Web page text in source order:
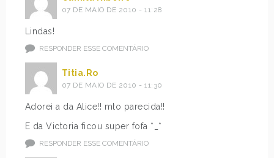
07 DE MAIO DE 2010 - 11:28
Lindas!
RESPONDER ESSE COMENTÁRIO
Titia.Ro
07 DE MAIO DE 2010 - 11:30
Adorei a da Alice!! mto parecida!!
E da Victoria ficou super fofa *_*
RESPONDER ESSE COMENTÁRIO